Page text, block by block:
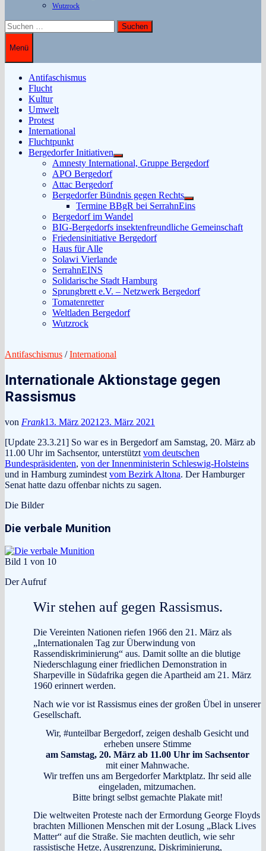
Wutzrock
Suchen
nach:
Menü
Antifaschismus
Flucht
Kultur
Umwelt
Protest
International
Fluchtpunkt
Bergedorfer Initiativen
Untermenü
anzeigen
Amnesty International, Gruppe Bergedorf
APO Bergedorf
Attac Bergedorf
Bergedorfer Bündnis gegen Rechts
Untermenü
anzeigen
Termine BBgR bei SerrahnEins
Bergedorf im Wandel
BIG-Bergedorfs insektenfreundliche Gemeinschaft
Friedensinitiative Bergedorf
Haus für Alle
Solawi Vierlande
SerrahnEINS
Solidarische Stadt Hamburg
Sprungbrett e.V. – Netzwerk Bergedorf
Tomatenretter
Weltladen Bergedorf
Wutzrock
Antifaschismus /International
Internationale Aktionstage gegen
Rassismus
von Frank13. März 2021 23. März 2021
[Update 23.3.21] So war es in Bergedorf am Samstag, 20. März ab
11.00 Uhr im Sachsentor, unterstützt vom deutschen
Bundespräsidenten, von der Innenministerin Schleswig-Holsteins
und in Hamburg zumindest vom Bezirk Altona. Der Hamburger
Senat hatte dazu offenbar nichts zu sagen.
Die Bilder
Die verbale Munition
Bild 1 von 10
Der Aufruf
Wir stehen auf gegen Rassismus.
Die Vereinten Nationen riefen 1966 den 21. März als
„Internationalen Tag zur Überwindung von
Rassendiskriminierung“ aus. Damit sollte an die blutige
Niederschlagung einer friedlichen Demonstration in
Sharpeville in Südafrika gegen die Apartheid am 21. März
1960 erinnert werden.
Nach wie vor ist Rassismus eines der großen Übel in unserer
Gesellschaft.
Wir, #unteilbar Bergedorf, zeigen deshalb Gesicht und
erheben unsere Stimme
am Samstag, 20. März ab 11.00 Uhr im Sachsentor
mit einer Mahnwache.
Wir treffen uns am Bergedorfer Marktplatz. Ihr seid alle
eingeladen, mitzumachen.
Bitte bringt selbst gemachte Plakate mit!
Die weltweiten Proteste nach der Ermordung George Floyds
brachten Millionen Menschen mit der Losung „Black Lives
Matter“ auf die Straße. Sie machten deutlich, wie sehr
rassistische Hetze, Ausgrenzung, Diskriminierung,